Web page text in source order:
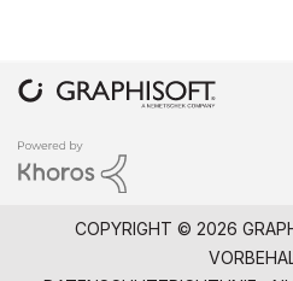
COPYRIGHT © 2026